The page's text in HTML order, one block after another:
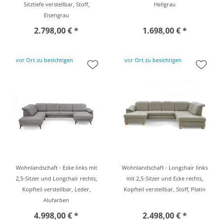
Sitztiefe verstellbar, Stoff,
Eisengrau
2.798,00 € *
Hellgrau
1.698,00 € *
vor Ort zu besichtigen
Wohnlandschaft - Ecke links mit
2,5-Sitzer und Longchair rechts,
Kopfteil verstellbar, Leder,
Alufarben
4.998,00 € *
vor Ort zu besichtigen
Wohnlandschaft - Longchair links
mit 2,5-Sitzer und Ecke rechts,
Kopfteil verstellbar, Stoff, Platin
2.498,00 € *